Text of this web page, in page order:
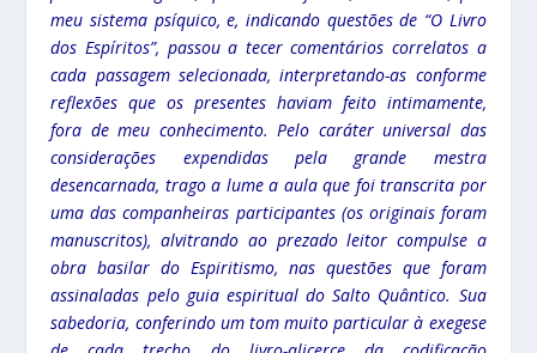
meu sistema psíquico, e, indicando questões de “O Livro
dos Espíritos”, passou a tecer comentários correlatos a
cada passagem selecionada, interpretando-as conforme
reflexões que os presentes haviam feito intimamente,
fora de meu conhecimento. Pelo caráter universal das
considerações expendidas pela grande mestra
desencarnada, trago a lume a aula que foi transcrita por
uma das companheiras participantes (os originais foram
manuscritos), alvitrando ao prezado leitor compulse a
obra basilar do Espiritismo, nas questões que foram
assinaladas pelo guia espiritual do Salto Quântico. Sua
sabedoria, conferindo um tom muito particular à exegese